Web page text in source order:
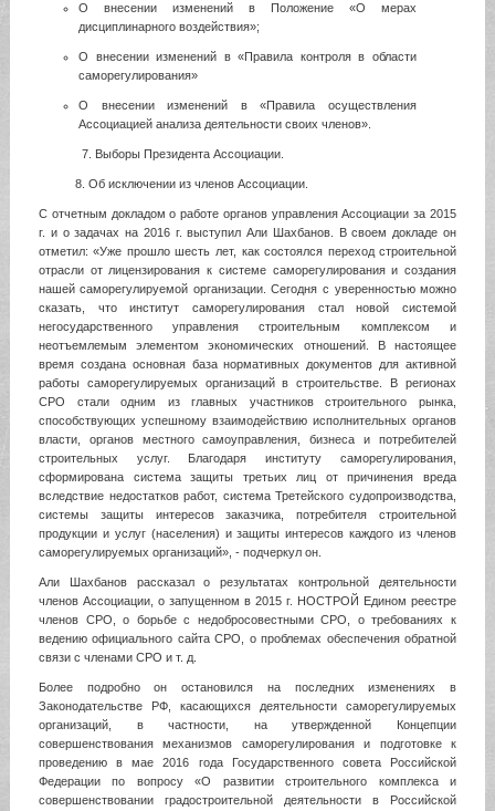
О внесении изменений в Положение «О мерах
дисциплинарного воздействия»;
О внесении изменений в «Правила контроля в области
саморегулирования»
О внесении изменений в «Правила осуществления
Ассоциацией анализа деятельности своих членов».
7. Выборы Президента Ассоциации.
8. Об исключении из членов Ассоциации.
С отчетным докладом о работе органов управления Ассоциации за 2015
г. и о задачах на 2016 г. выступил Али Шахбанов. В своем докладе он
отметил: «Уже прошло шесть лет, как состоялся переход строительной
отрасли от лицензирования к системе саморегулирования и создания
нашей саморегулируемой организации. Сегодня с уверенностью можно
сказать, что институт саморегулирования стал новой системой
негосударственного управления строительным комплексом и
неотъемлемым элементом экономических отношений. В настоящее
время создана основная база нормативных документов для активной
работы саморегулируемых организаций в строительстве. В регионах
СРО стали одним из главных участников строительного рынка,
способствующих успешному взаимодействию исполнительных органов
власти, органов местного самоуправления, бизнеса и потребителей
строительных услуг. Благодаря институту саморегулирования,
сформирована система защиты третьих лиц от причинения вреда
вследствие недостатков работ, система Третейского судопроизводства,
системы защиты интересов заказчика, потребителя строительной
продукции и услуг (населения) и защиты интересов каждого из членов
саморегулируемых организаций», - подчеркул он.
Али Шахбанов рассказал о результатах контрольной деятельности
членов Ассоциации, о запущенном в 2015 г. НОСТРО Й
Едином реестре
членов СРО, о борьбе с недобросовестнымиСРО
, о требованиях к
ведению официального сайта СРО, о проблемах обеспечения обратной
связи с членами СРО и т. д.
Более подробно он остановился на последних изменениях в
Законодательстве РФ, касающихся деятельности саморегулируемых
организаций,
в частности, на утвержденной Концепции
совершенствования механизмов саморегулирования и подготовке к
проведению в мае 2016 года Государственного совета Российской
Федерации по вопросу «О развитии строительного комплекса и
совершенствовании градостроительной деятельности в Российской